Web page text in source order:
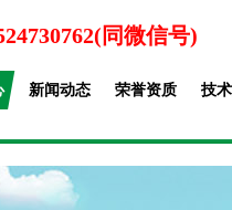
同微信号)
新闻动态 荣誉资质 技